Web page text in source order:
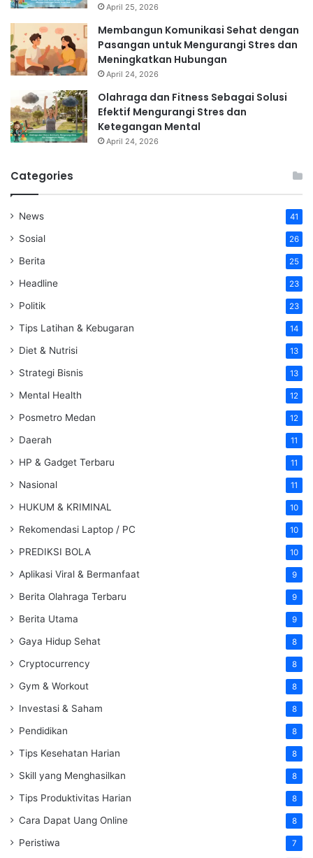
April 25, 2026
Membangun Komunikasi Sehat dengan
Pasangan untuk Mengurangi Stres dan
Meningkatkan Hubungan
April 24, 2026
Olahraga dan Fitness Sebagai Solusi
Efektif Mengurangi Stres dan
Ketegangan Mental
April 24, 2026
Categories
News 41
Sosial 26
Berita 25
Headline 23
Politik 23
Tips Latihan & Kebugaran 14
Diet & Nutrisi 13
Strategi Bisnis 13
Mental Health 12
Posmetro Medan 12
Daerah 11
HP & Gadget Terbaru 11
Nasional 11
HUKUM & KRIMINAL 10
Rekomendasi Laptop / PC 10
PREDIKSI BOLA 10
Aplikasi Viral & Bermanfaat 9
Berita Olahraga Terbaru 9
Berita Utama 9
Gaya Hidup Sehat 8
Cryptocurrency 8
Gym & Workout 8
Investasi & Saham 8
Pendidikan 8
Tips Kesehatan Harian 8
Skill yang Menghasilkan 8
Tips Produktivitas Harian 8
Cara Dapat Uang Online 8
Peristiwa 7